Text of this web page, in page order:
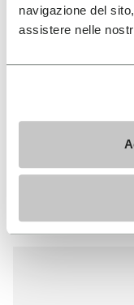
navigazione del
assistere nelle
HERREN
+ 2 Farben